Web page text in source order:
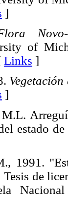
]
of
Links ]
]
estado
1991.
de